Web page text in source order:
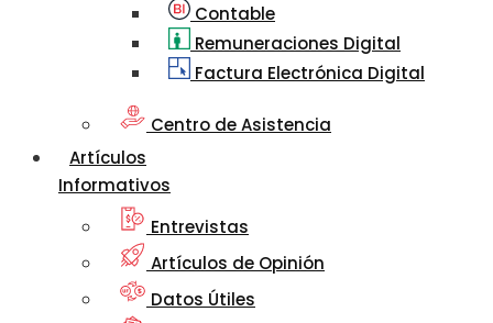
Contable
Remuneraciones Digital
Factura Electrónica Digital
Centro de Asistencia
Artículos
Informativos
Entrevistas
Artículos de Opinión
Datos Útiles